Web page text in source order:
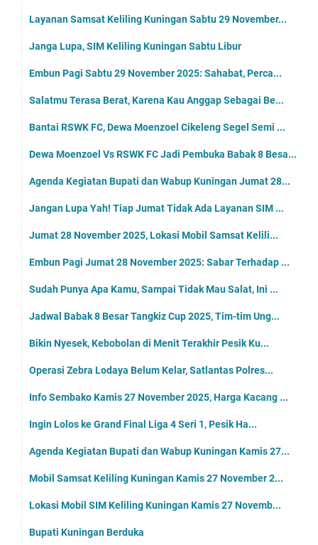
Layanan Samsat Keliling Kuningan Sabtu 29 November...
Janga Lupa, SIM Keliling Kuningan Sabtu Libur
Embun Pagi Sabtu 29 November 2025: Sahabat, Perca...
Salatmu Terasa Berat, Karena Kau Anggap Sebagai Be...
Bantai RSWK FC, Dewa Moenzoel Cikeleng Segel Semi ...
Dewa Moenzoel Vs RSWK FC Jadi Pembuka Babak 8 Besa...
Agenda Kegiatan Bupati dan Wabup Kuningan Jumat 28...
Jangan Lupa Yah! Tiap Jumat Tidak Ada Layanan SIM ...
Jumat 28 November 2025, Lokasi Mobil Samsat Kelili...
Embun Pagi Jumat 28 November 2025: Sabar Terhadap ...
Sudah Punya Apa Kamu, Sampai Tidak Mau Salat, Ini ...
Jadwal Babak 8 Besar Tangkiz Cup 2025, Tim-tim Ung...
Bikin Nyesek, Kebobolan di Menit Terakhir Pesik Ku...
Operasi Zebra Lodaya Belum Kelar, Satlantas Polres...
Info Sembako Kamis 27 November 2025, Harga Kacang ...
Ingin Lolos ke Grand Final Liga 4 Seri 1, Pesik Ha...
Agenda Kegiatan Bupati dan Wabup Kuningan Kamis 27...
Mobil Samsat Keliling Kuningan Kamis 27 November 2...
Lokasi Mobil SIM Keliling Kuningan Kamis 27 Novemb...
Bupati Kuningan Berduka